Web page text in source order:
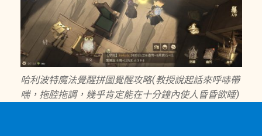
哈利波特魔法覺醒拼圖覺醒攻略(教授說起話來呼哧帶
喘，拖腔拖調，幾乎肯定能在十分鐘內使人昏昏欲睡)